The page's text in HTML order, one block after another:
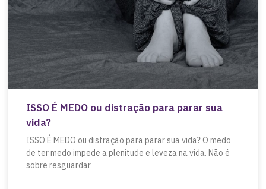
ISSO É MEDO ou distração para parar sua
vida?
ISSO É MEDO ou distração para parar sua vida? O medo
de ter medo impede a plenitude e leveza na vida. Não é
sobre resguardar